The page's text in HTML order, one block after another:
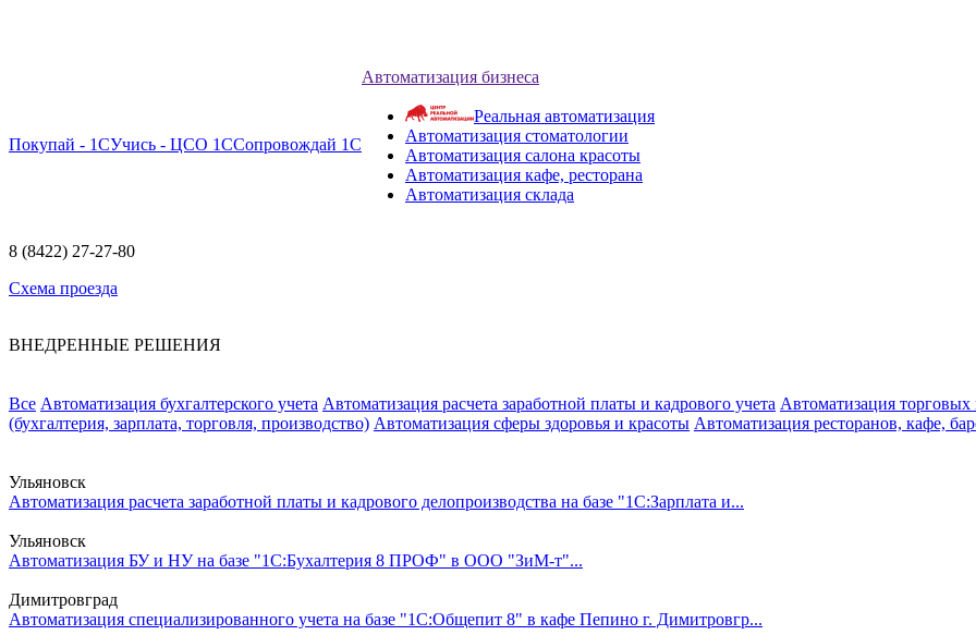
Покупай - 1СУчись - ЦСО 1ССопровождай 1С
Автоматизация бизнеса
Реальная автоматизация
Автоматизация стоматологии
Автоматизация салона красоты
Автоматизация кафе, ресторана
Автоматизация склада
8 (8422) 27-27-80
Схема проезда
ВНЕДРЕННЫЕ РЕШЕНИЯ
Все Автоматизация бухгалтерского учета Автоматизация расчета заработной платы и кадрового учета Автоматизация торговых
(бухгалтерия, зарплата, торговля, производство) Автоматизация сферы здоровья и красоты Автоматизация ресторанов, кафе,
Ульяновск
Автоматизация расчета заработной платы и кадрового делопроизводства на базе "1С:Зарплата и...
Ульяновск
Автоматизация БУ и НУ на базе "1С:Бухалтерия 8 ПРОФ" в ООО "ЗиМ-т"...
Димитровград
Автоматизация специализированного учета на базе "1С:Общепит 8" в кафе Пепино г. Димитровгр...